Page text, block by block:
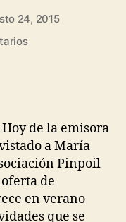
24, 2015
de la emisora
a María
Pinpoil
de
en verano
que se